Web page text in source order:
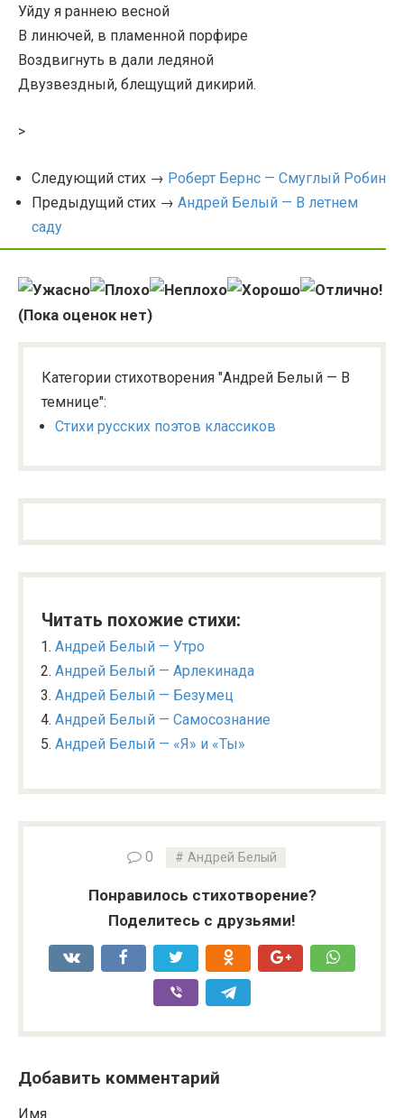
Уйду я раннею весной
В линючей, в пламенной порфире
Воздвигнуть в дали ледяной
Двузвездный, блещущий дикирий.
>
Следующий стих → Роберт Бернс — Смуглый Робин
Предыдущий стих → Андрей Белый — В летнем
саду
(Пока оценок нет)
Категории стихотворения "Андрей Белый — В
темнице":
Стихи русских поэтов классиков
Читать похожие стихи:
Андрей Белый — Утро
Андрей Белый — Арлекинада
Андрей Белый — Безумец
Андрей Белый — Самосознание
Андрей Белый — «Я» и «Ты»
0 Андрей Белый
Понравилось стихотворение?
Поделитесь с друзьями!
Добавить комментарий
Имя